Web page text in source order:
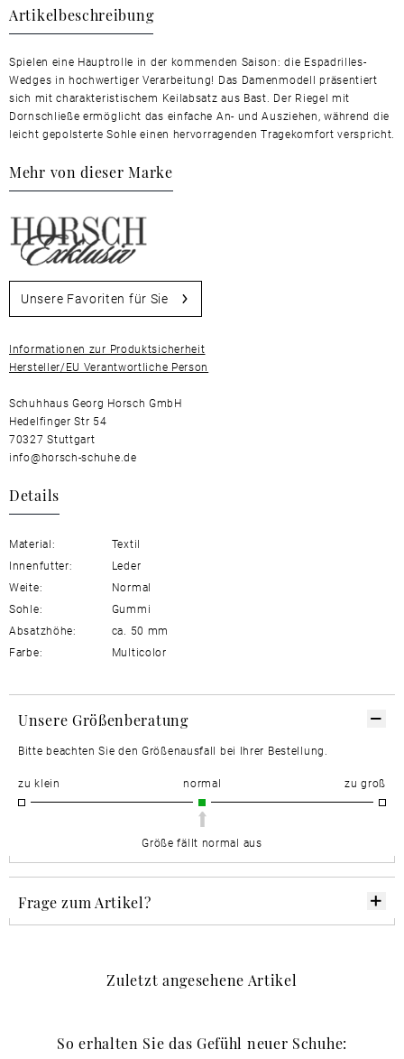
Artikelbeschreibung
Spielen eine Hauptrolle in der kommenden Saison: die Espadrilles-
Wedges in hochwertiger Verarbeitung! Das Damenmodell präsentiert
sich mit charakteristischem Keilabsatz aus Bast. Der Riegel mit
Dornschließe ermöglicht das einfache An- und Ausziehen, während die
leicht gepolsterte Sohle einen hervorragenden Tragekomfort verspricht.
Mehr von dieser Marke
Unsere Favoriten für Sie
Informationen zur Produktsicherheit
Hersteller/EU Verantwortliche Person
Schuhhaus Georg Horsch GmbH
Hedelfinger Str 54
70327 Stuttgart
info@horsch-schuhe.de
Details
Material:
Textil
Innenfutter:
Leder
Weite:
Normal
Sohle:
Gummi
Absatzhöhe:
ca. 50 mm
Farbe:
Multicolor
Unsere Größenberatung
Bitte beachten Sie den Größenausfall bei Ihrer Bestellung.
zu klein normal zu groß
Größe fällt normal aus
Frage zum Artikel?
Zuletzt angesehene Artikel
So erhalten Sie das Gefühl neuer Schuhe: